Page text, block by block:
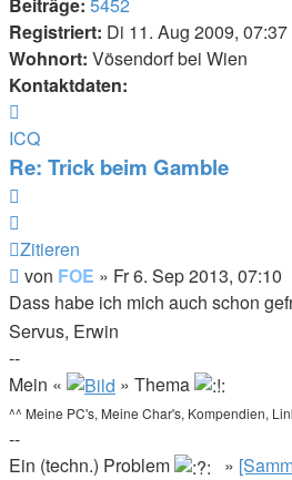
Registriert: Di 11. Aug 2009, 07:37
Wohnort: Vösendorf bei Wien
Kontaktdaten:
von
FOE
ICQ
Re: Trick beim Gamble
Zitieren
Beitrag
von FOE » Fr 6. Sep 2013, 07:10
Dass habe ich mich auch schon
Servus, Erwin
--
Mein «
» Thema
^^ Meine PC's, Meine Char's, Kompendien,
--
Ein (techn.) Problem
»